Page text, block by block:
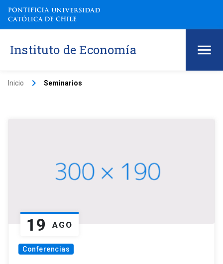
Instituto de Economía
Inicio keyboard_arrow_right Seminarios
19 AGO
Conferencias